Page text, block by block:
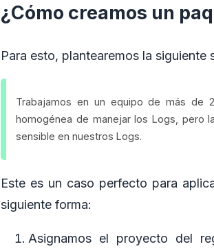
¿Cómo creamos un
Para esto, plantearemos la siguiente
Trabajamos en un equipo de más de
homogénea de manejar los Logs, pero
sensible en nuestros Logs.
Este es un caso perfecto para
siguiente forma:
Asignamos el proyecto del